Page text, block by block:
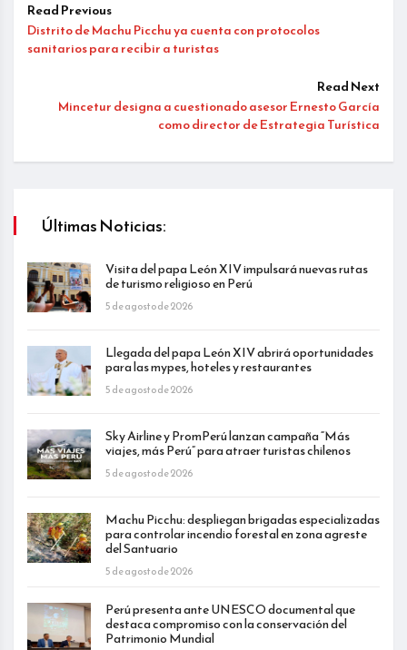
Read Previous
Distrito de Machu Picchu ya cuenta con protocolos
sanitarios para recibir a turistas
Read Next
Mincetur designa a cuestionado asesor Ernesto García
como director de Estrategia Turística
Últimas Noticias:
Visita del papa León XIV impulsará nuevas rutas
de turismo religioso en Perú
5 de agosto de 2026
Llegada del papa León XIV abrirá oportunidades
para las mypes, hoteles y restaurantes
5 de agosto de 2026
Sky Airline y PromPerú lanzan campaña “Más
viajes, más Perú” para atraer turistas chilenos
5 de agosto de 2026
Machu Picchu: despliegan brigadas especializadas
para controlar incendio forestal en zona agreste
del Santuario
5 de agosto de 2026
Perú presenta ante UNESCO documental que
destaca compromiso con la conservación del
Patrimonio Mundial